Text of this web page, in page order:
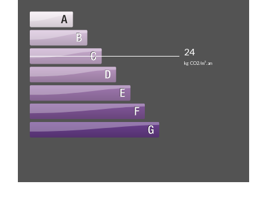
24
kg CO2/m².an